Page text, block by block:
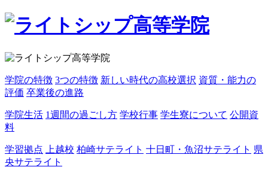
学院の特徴 3つの特徴 新しい時代の高校選択 資質・能力の
評価 卒業後の進路
学院生活 1週間の過ごし方 学校行事 学生寮について 公開資
料
学習拠点 上越校 柏崎サテライト 十日町・魚沼サテライト 県
央サテライト